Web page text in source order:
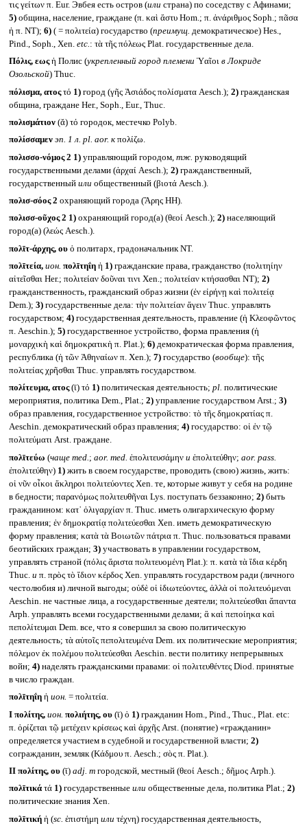
τις γείτων π. Eur. Эвбея есть остров (или страна) по соседству с Афинами;
5)община, население, граждане (π. καὶ ἄστυ Hom.; π. ἀνάριθμος Soph.; πᾶσα
ἡ π. NT); 6)( = πολιτεία) государство (преимущ. демократическое) Hes.,
Pind., Soph., Xen. etc.: τὰ τῆς πόλεως Plat. государственные дела.
Πόλις, εωςἡ Полис (укрепленный город племени Ὑαῖοι в Локриде
Озольской) Thuc.
πόλισμα, ατοςτό 1)город (γῆς Ἀσιάδος πολίσματα Aesch.); 2)гражданская
община, граждане Her., Soph., Eur., Thuc.
πολισμάτιον(ᾰ) τό городок, местечко Polyb.
πολίσσαμεν эп. 1 л. pl. aor. кπολίζω.
πολισσο-νόμος 2 1)управляющий городом, тж. руководящий
государственными делами (ἀρχαί Aesch.); 2)гражданственный,
государственный или общественный (βιοτά Aesch.).
πολισ-σόος 2 охраняющий города (Ἄρης HH).
πολισσ-οῦχος 2 1)охраняющий город(а) (θεοί Aesch.); 2)населяющий
город(а) (λεώς Aesch.).
πολῑτ-άρχης, ουὁ политарх, градоначальник NT.
πολῑτεία, ион. πολῑτηΐη ἡ 1)гражданские права, гражданство (πολιτηίην
αἰτεῖσθαι Her.; πολιτείαν δοῦναι τινι Xen.; πολιτείαν κτήσασθαι NT); 2)
гражданственность, гражданский образ жизни (ἐν εἰρήνῃ καὶ πολιτείᾳ
Dem.); 3)государственные дела: τὴν πολιτείαν ἄγειν Thuc. управлять
государством; 4)государственная деятельность, правление (ἡ Κλεοφῶντος
π. Aeschin.); 5)государственное устройство, форма правления (ἡ
μοναρχικὴ καὶ δημοκρατικὴ π. Plat.); 6)демократическая форма правления,
республика (ἡ τῶν Ἀθηναίων π. Xen.); 7)государство (вообще): τῆς
πολιτείας χρῆσθαι Thuc. управлять государством.
πολίτευμα, ατος(ῑ) τό 1)политическая деятельность; pl. политические
мероприятия, политика Dem., Plat.; 2)управление государством Arst.; 3)
образ правления, государственное устройство: τὸ τῆς δημοκρατίας π.
Aeschin. демократический образ правления; 4)государство: οἱ ἐν τῷ
πολιτεύματι Arst. граждане.
πολῑτεύω (чаще med.; aor. med. ἐπολιτευσάμην и ἐπολιτεύθην; aor. pass.
ἐπολιτεύθην) 1)жить в своем государстве, проводить (свою) жизнь, жить:
οἱ νῦν οἶκοι ἄκληροι πολιτεύοντες Xen. те, которые живут у себя на родине
в бедности; παρανόμως πολιτευθῆναι Lys. поступать беззаконно; 2)быть
гражданином: κατ᾽ ὀλιγαρχίαν π. Thuc. иметь олигархическую форму
правления; ἐν δημοκρατίᾳ πολιτεύεσθαι Xen. иметь демократическую
форму правления; κατὰ τὰ Βοιωτῶν πάτρια π. Thuc. пользоваться правами
беотийских граждан; 3)участвовать в управлении государством,
управлять страной (πόλις ἄριστα πολιτευομένη Plat.): π. κατὰ τὰ ἴδια κέρδη
Thuc. и π. πρὸς τὸ ἴδιον κέρδος Xen. управлять государством ради (личного
честолюбия и) личной выгоды; οὐδὲ οἱ ἰδιωτεύοντες, ἀλλὰ οἱ πολιτευόμεναι
Aeschin. не частные лица, а государственные деятели; πολιτεύεσθαι ἅπαντα
Arph. управлять всеми государственными делами; ἃ καὶ πεποίηκα καὶ
πεπολίτευμαι Dem. все, что я совершил за свою политическую
деятельность; τὰ αὐτοῖς πεπολιτευμένα Dem. их политические мероприятия;
πόλεμον ἐκ πολέμου πολιτεύεσθαι Aeschin. вести политику непрерывных
войн; 4)наделять гражданскими правами: οἱ πολιτευθέντες Diod. принятые
в число граждан.
πολῑτηΐη ἡ ион. = πολιτεία.
I πολίτης, ион. πολιήτης, ου(ῑ) ὁ 1)гражданин Hom., Pind., Thuc., Plat. etc:
π. ὁρίζεται τῷ μετέχειν κρίσεως καὶ ἀρχῆς Arst. (понятие) «гражданин»
определяется участием в судебной и государственной власти; 2)
согражданин, земляк (Κάδμου π. Aesch.; σὸς π. Plat.).
II πολίτης, ου(ῑ) adj. mгородской, местный (θεοί Aesch.; δῆμος Arph.).
πολῑτικά τά 1)государственные или общественные дела, политика Plat.; 2)
политические знания Xen.
πολῑτική ἡ (sc. ἐπιστήμη или τέχνη) государственная деятельность,